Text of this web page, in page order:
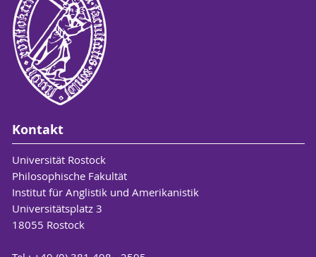
Kontakt
Universität Rostock
Philosophische Fakultät
Institut für Anglistik und Amerikanistik
Universitätsplatz 3
18055 Rostock